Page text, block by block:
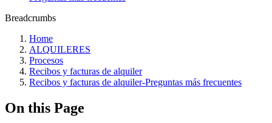
Breadcrumbs
Home
ALQUILERES
Procesos
Recibos y facturas de alquiler
Recibos y facturas de alquiler‎-‎Preguntas más frecuentes‎
On this Page